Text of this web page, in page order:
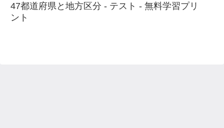
47都道府県と地方区分 - テスト - 無料学習プリ
ント